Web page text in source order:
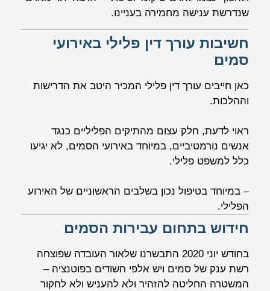
שנדרשת ענישה מחמירה בעניינו.
חשיבות עורך דין פלילי באירועי
סמים
כאן חייבים עורך דין פלילי המכיר היטב את הדרישות
וההלכות.
ראוי לדעת, חלק עצום מהתיקים הפליליים כנגד
אנשים נורמטיביים, במיוחד באירועי הסמים, לא יגיעו
כלל למשפט פלילי.
– במיוחד בטיפול נכון בשלבים הראשוניים של האירוע
הפלילי.
חידוש בתחום עבירות הסמים
בחודש יוני 2020 התבשרנו שלאור העובדה שפוצחה
רשת ענק של סמים ויש אלפי חשודים בפוטנציה –
המשטרה החליטה להזהיר ולא להעניש ולא לחקור